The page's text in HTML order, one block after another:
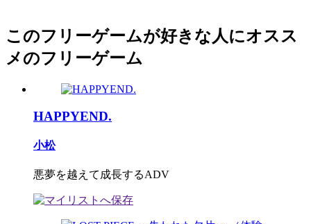
このフリーゲームが好きな人にオスス
メのフリーゲーム
HAPPYEND.
小松
悪夢を越えて成長するADV